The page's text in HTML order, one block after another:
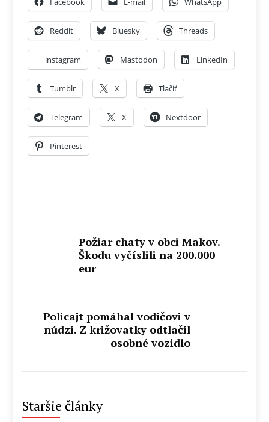
Reddit Bluesky Threads
instagram Mastodon LinkedIn
Tumblr X Tlačiť
Telegram X Nextdoor
Pinterest
Požiar chaty v obci Makov.
Škodu vyčíslili na 200.000
eur
Policajt pomáhal vodičovi v
núdzi. Z križovatky odtlačil
osobné vozidlo
Staršie články